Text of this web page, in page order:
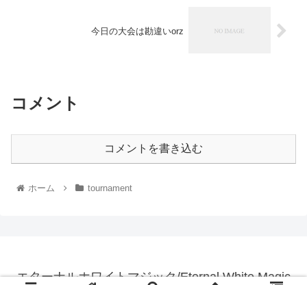
今日の大会は勘違いorz
コメント
コメントを書き込む
ホーム tournament
エターナルホワイトマジック/Eternal White Magic